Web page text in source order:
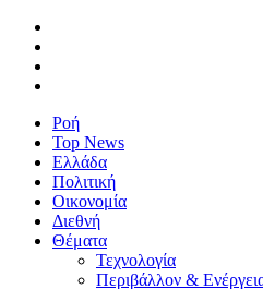
Ροή
Top News
Ελλάδα
Πολιτική
Οικονομία
Διεθνή
Θέματα
Τεχνολογία
Περιβάλλον &